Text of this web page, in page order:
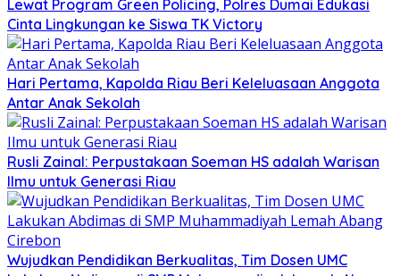
Lewat Program Green Policing, Polres Dumai Edukasi
Cinta Lingkungan ke Siswa TK Victory
Hari Pertama, Kapolda Riau Beri Keleluasaan Anggota
Antar Anak Sekolah
Rusli Zainal: Perpustakaan Soeman HS adalah Warisan
Ilmu untuk Generasi Riau
Wujudkan Pendidikan Berkualitas, Tim Dosen UMC